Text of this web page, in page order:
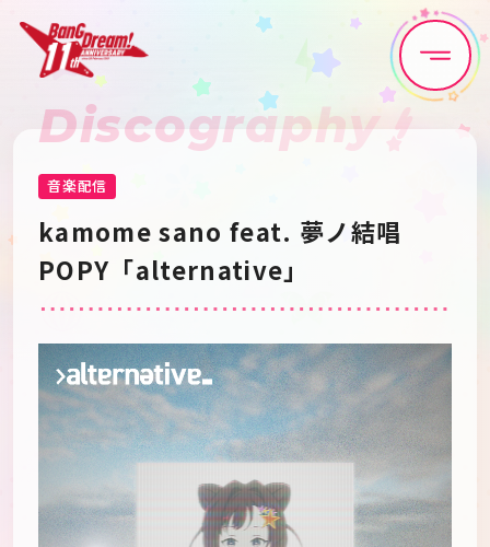
Home News
Live•Event
Artist
Schedule About
Goods
Discography
音楽配信
kamome sano feat. 夢ノ結唱
POPY「alternative」